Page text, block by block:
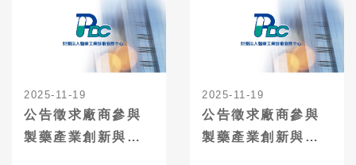
2025-11-19
公告徵求廠商參與
製藥產業創新與製
2025-11-19
公告徵求廠商參與
製藥產業創新與製